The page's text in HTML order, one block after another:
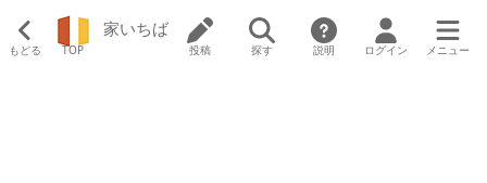
もどる TOP
家いちば
投稿 探す 説明 ログイン メニュー